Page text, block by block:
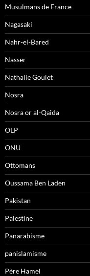
Musulmans de France
Nagasaki
Nahr-el-Bared
Nasser
Nathalie Goulet
Nosra
Nosra or al-Qaida
OLP
ONU
Ottomans
Oussama Ben Laden
Pakistan
Palestine
Panarabisme
panislamisme
Père Hamel